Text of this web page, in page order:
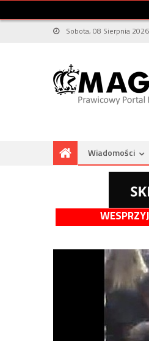
Sobota, 08 Sierpnia 2026
Wiadomości